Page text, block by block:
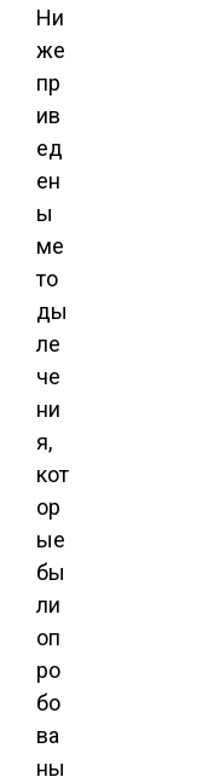
Ни
же
пр
ив
ед
ен
ы
ме
то
ды
ле
че
ни
я,
кот
ор
ые
бы
ли
оп
ро
бо
ва
ны